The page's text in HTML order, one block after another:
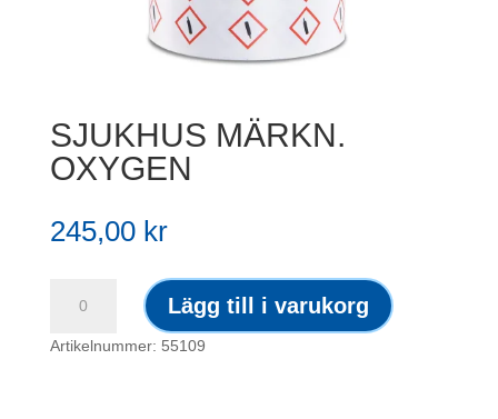
SJUKHUS MÄRKN.
OXYGEN
245,00 kr
MÄRKN.
OXYGEN
Lägg till i varukorg
Artikelnummer: 55109